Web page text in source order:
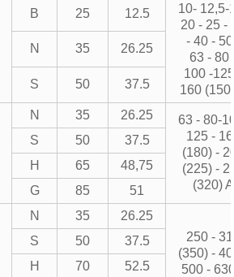
B 25 12.5
10- 12,5-
20 - 25 -
- 40 -
63 - 80
100 -
160
N 35 26.25
S 50 37.5
N 35 26.25
63 - 80-
125 -
(180) -
(225) -
(320) A
S 50
37.5
H
65
48,75
G
85 51
N 35
26.25
250 -
(350) -
500 -
S 50
37.5
H
70
52.5